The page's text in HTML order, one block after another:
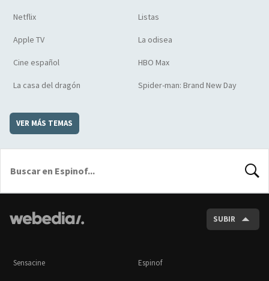
Netflix Listas
Apple TV La odisea
Cine español HBO Max
La casa del dragón Spider-man: Brand New Day
VER MÁS TEMAS
SUBIR
Sensacine Espinof